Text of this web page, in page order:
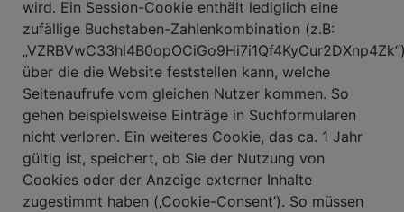
wird. Ein Session-Cookie enthält lediglich eine
zufällige Buchstaben-Zahlenkombination (z.B:
über die die Website feststellen kann, welche
Seitenaufrufe vom gleichen Nutzer kommen. So
gehen beispielsweise Einträge in Suchformularen
nicht verloren. Ein weiteres Cookie, das ca. 1 Jahr
gültig ist, speichert, ob Sie der Nutzung von
Cookies oder der Anzeige externer Inhalte
zugestimmt haben (‚Cookie-Consent’). So müssen